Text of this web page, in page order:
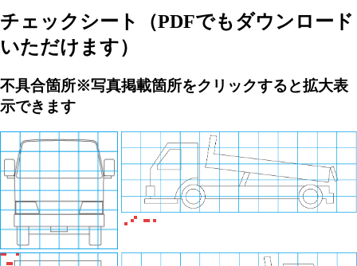
チェックシート
（PDFでもダウンロード
いただけます）
不具合箇所※写真掲載箇所をクリックすると拡大表
示できます